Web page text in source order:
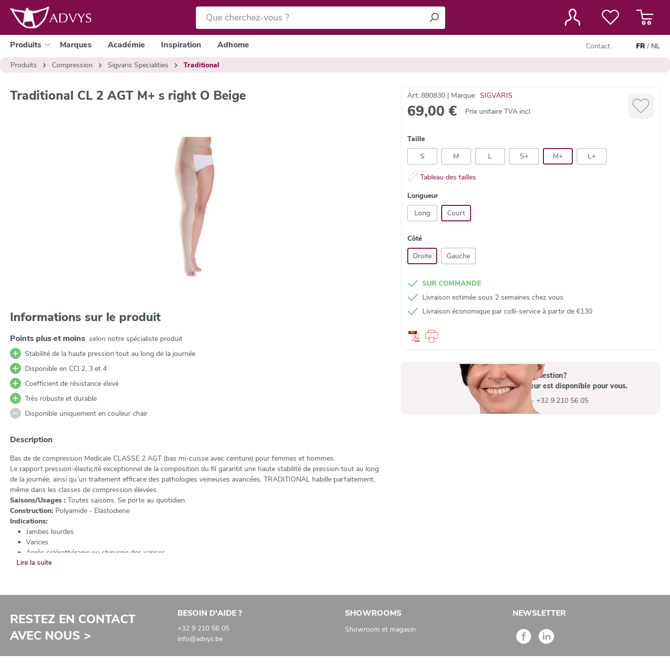
recherche Passer à la navigation principale
Produits Marques Académie Inspiration Adhome Contact FR / NL
Produits
Compression Sigvaris Specialities Traditional
Traditional CL 2 AGT M+ s right O Beige
Informations sur le produit
Points plus et moins selon notre spécialiste produit
Stabilité de la haute pression tout au long de la journée
Disponible en CCl 2, 3 et 4
Coefficient de résistance élevé
Très robuste et durable
Disponible uniquement en couleur chair
Description
Bas de de compression Medicale CLASSE 2 AGT (bas mi-cuisse avec ceinture) pour femmes et hommes.
Le rapport pression-élasticité exceptionnel de la composition du fil garantit une haute stabilité de pression tout au long
de la journée, ainsi qu´un traitement efficace des pathologies veineuses avancées. TRADITIONAL habille parfaitement,
même dans les classes de compression élevées.
Saisons/Usages : Toutes saisons. Se porte au quotidien.
Construction: Polyamide - Elastodiene
Indications:
Jambes lourdes
Varices
Après sclérothérapie ou chirurgie des varices
Oedèmes veineux
Lymphoedème
Prévention du syndrome post-thrombotique (2 ans)
Grossesse et post partum (si insuffisance veineuse connue)
Raccourcir la hauteur du slip (préciser le nombre de cm à retirer et le tour de hanche)
Lire la suite
Art: 880830 | Marque: SIGVARIS
69,00 € Prix unitaire TVA incl.
Taille
S
M L S+ M+ L+
Tableau des tailles
Longueur
Long
Court
Côté
Droite
Gauche
SUR COMMANDE
Livraison estimée sous 2 semaines chez vous
Livraison économique par colli‑service à partir de €130
Vous avez une question?
Un collaborateur est disponible pour vous.
info@advys.be- +32 9 210 56 05
RESTEZ EN CONTACT
AVEC NOUS >
BESOIN D'AIDE ?
+32 9 210 56 05
info@advys.be
SHOWROOMS
Showroom et magasin
NEWSLETTER